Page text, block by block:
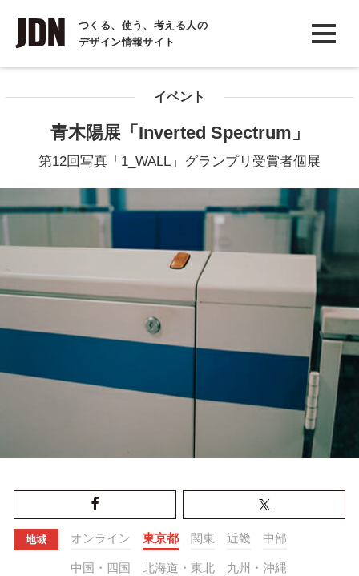
つくる、使う、考える人の
デザイン情報サイト
INTERVIEW
インタビュー
COLUMN
イベント
青木陽展「Inverted Spectrum」
第12回写真「1_WALL」グランプリ受賞者個展
地域 オンライン 東京都 関東 近畿 中部
中国・四国 北海道・東北 九州・沖縄